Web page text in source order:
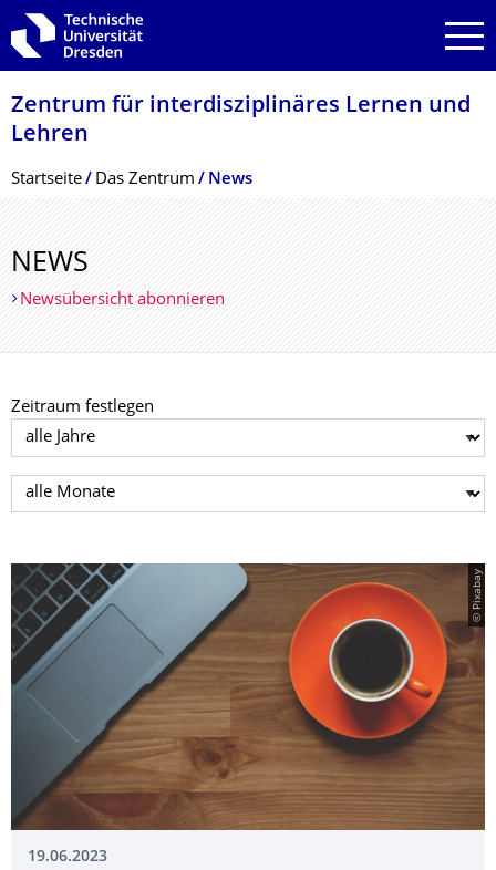
Zur Hauptnavigation springen
Zur Suche springen
Zum Inhalt springen
Zentrum für interdisziplinäres Lernen und
Lehren
Breadcrumb-Menü
Startseite Das Zentrum News
NEWS
Newsübersicht abonnieren
Zeitraum festlegen
Jahr auswählen
Monat auswählen
© Pixabay
19.06.2023